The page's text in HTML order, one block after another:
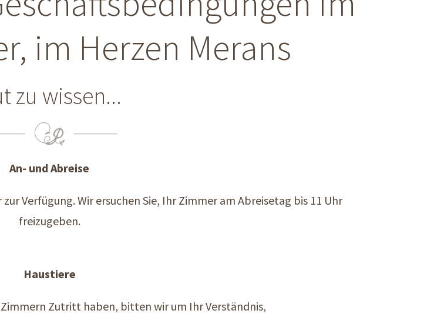
im Herzen Merans
zu wissen...
An- und Abreise
Verfügung. Wir ersuchen Sie, Ihr Zimmer am Abreisetag bis 11 Uhr
freizugeben.
Haustiere
Zutritt haben, bitten wir um Ihr Verständnis,